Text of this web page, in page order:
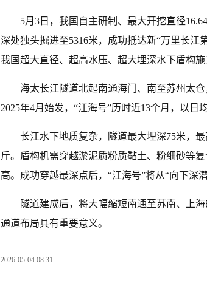
5月3日，我国自主研制、最大开挖直径
深处独头掘进至5316米，成功抵达新“万里长
我国超大直径、超高水压、超大埋深水下盾构施
海太长江隧道北起南通海门、南至苏州太
2025年4月始发，“江海号”历时近13个月，以日
长江水下地质复杂，隧道最大埋深75米，
斤。盾构机需穿越淤泥质粉质黏土、粉细砂等
高。成功穿越最深点后，“江海号”将从“向下深
隧道建成后，将大幅缩短南通至苏南、上
通道布局具有重要意义。
2026-05-04 08:31